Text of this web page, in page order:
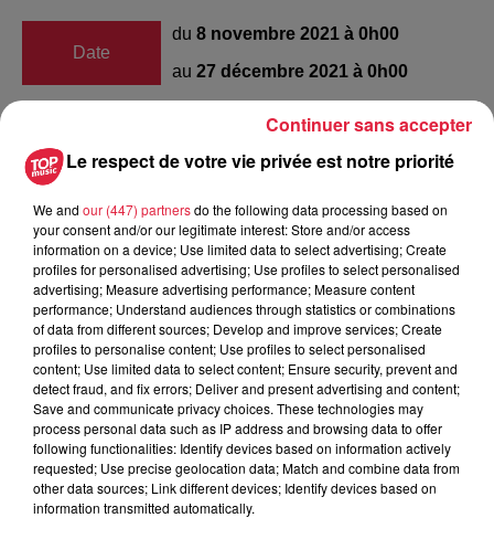
Date
du 8 novembre 2021 à 0h00
au 27 décembre 2021 à 0h00
Lieu Logelbach/Wintzenheim
Organisateur
Vitazensel
0963555924
vitazensel@gmail.com
Tarif Gratuit
Le respect de votre vie privée est notre priorité
We and our (447) partnersdo the following data processing based on
your consent and/or our legitimate interest: Store and/or access
information on a device; Use limited data to select advertising; Create
profiles for personalised advertising; Use profiles to select personalised
advertising; Measure advertising performance; Measure content
performance; Understand audiences through statistics or combinations
of data from different sources; Develop and improve services; Create
profiles to personalise content; Use profiles to select personalised
content; Use limited data to select content; Ensure security, prevent and
detect fraud, and fix errors; Deliver and present advertising and content;
Save and communicate privacy choices. These technologies may
process personal data such as IP address and browsing data to offer
following functionalities: Identify devices based on information actively
requested; Use precise geolocation data; Match and combine data from
other data sources; Link different devices; Identify devices based on
information transmitted automatically.
Continuer sans accepter